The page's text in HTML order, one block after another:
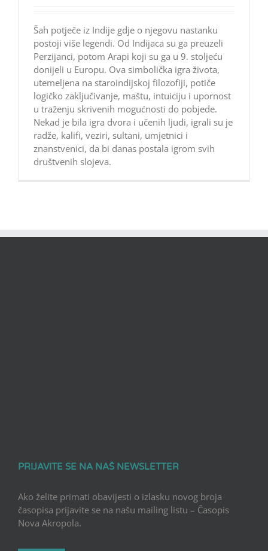
Šah potječe iz Indije gdje o njegovu nastanku
postoji više legendi. Od Indijaca su ga preuzeli
Perzijanci, potom Arapi koji su ga u 9. stoljeću
donijeli u Europu. Ova simbolička igra života,
utemeljena na staroindijskoj filozofiji, potiče
logičko zaključivanje, maštu, intuiciju i upornost
u traženju skrivenih mogućnosti do pobjede.
Nekad je bila igra dvora i učenih ljudi, igrali su je
radže, kalifi, veziri, sultani, umjetnici i
znanstvenici, da bi danas postala igrom svih
društvenih slojeva.
PRIJAVITE SE NA NAŠ NEWSLETTER
Ako želite primati obavijesti o izlasku novog broja
časopisa prijavite se na našu mailing listu – Časopis
Nova Akropola.